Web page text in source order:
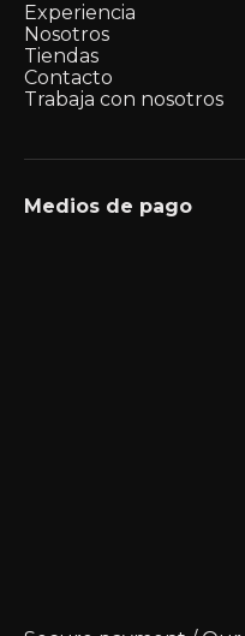
Experiencia
Nosotros
Tiendas
Contacto
Trabaja con nosotros
Medios de pago